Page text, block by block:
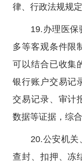
律、行政法规规
19.办理医保
多等客观条件限
可以结合已收集
银行账户交易记
交易记录、审计
数据等证据，综
20.公安机关
查封、扣押、冻